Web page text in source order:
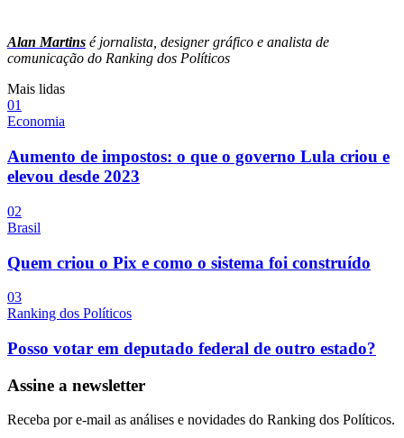
Alan Martins é jornalista, designer gráfico e analista de
comunicação do Ranking dos Políticos
Mais lidas
01
Economia
Aumento de impostos: o que o governo Lula criou e
elevou desde 2023
02
Brasil
Quem criou o Pix e como o sistema foi construído
03
Ranking dos Políticos
Posso votar em deputado federal de outro estado?
Assine a newsletter
Receba por e-mail as análises e novidades do Ranking dos Políticos.